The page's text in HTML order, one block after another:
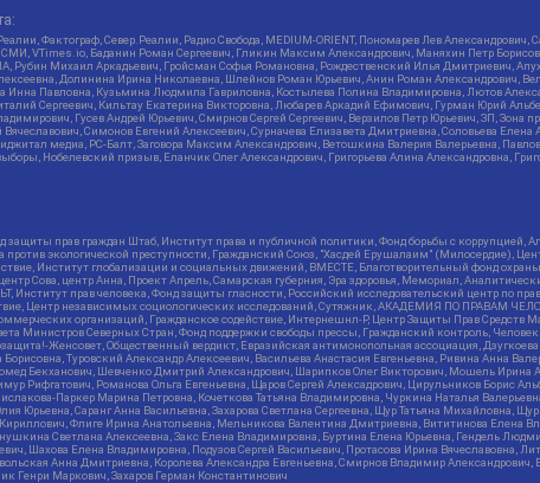
Фактограф, Север.Реалии, Радио Свобода, MEDIUM-ORIENT, Пономарев Лев
VTimes.io, Баданин Роман Сергеевич, Гликин Максим Александрович, Маняхин Петр
Рубин Михаил Аркадьевич, Гройсман Софья Романовна, Рождественский Илья Дмитриевич,
Долинина Ирина Николаевна, Шлейнов Роман Юрьевич, Анин Роман Александрович,
Инна Павловна, Кузьмина Людмила Гавриловна, Костылева Полина Владимировна, Лютов
Сергеевич, Кильтау Екатерина Викторовна, Любарев Аркадий Ефимович, Гурман Юрий
Гусев Андрей Юрьевич, Смирнов Сергей Сергеевич, Верзилов Петр Юрьевич, ЗП,
Симонов Евгений Алексеевич, Сурначева Елизавета Дмитриевна, Соловьева Елена
медиа, РС-Балт, Заговора Максим Александрович, Ветошкина Валерия Валерьевна,
Нобелевский призыв, Еланчик Олег Александрович, Григорьева Алина Александровна,
прав граждан Штаб, Институт права и публичной политики, Фонд борьбы с
экологической преступности, Гражданский Союз, "Хасдей Ерушалаим" (Милосердие),
Институт глобализации и социальных движений, ВМЕСТЕ, Благотворительный фонд охраны
Сова, центр Анна, Проект Апрель, Самарская губерния, Эра здоровья, Мемориал,
прав человека, Фонд защиты гласности, Российский исследовательский центр по
Центр независимых социологических исследований, Сутяжник, АКАДЕМИЯ ПО ПРАВАМ
организаций, Гражданское содействие, Интернешнл-Р, Центр Защиты Прав Средств
Министров Северных Стран, Фонд поддержки свободы прессы, Гражданский контроль,
Женсовет, Общественный вердикт, Евразийская антимонопольная ассоциация,
Туровский Александр Алексеевич, Васильева Анастасия Евгеньевна, Ривина Анна
Бекханович, Шевченко Дмитрий Александрович, Шарипков Олег Викторович, Мошель Ирина
Рифгатович, Романова Ольга Евгеньевна, Щаров Сергей Алексадрович, Цирульников Борис
Паркер Марина Петровна, Кочеткова Татьяна Владимировна, Чуркина Наталья
Юрьевна, Саранг Анна Васильевна, Захарова Светлана Сергеевна, Щур Татьяна Михайловна,
Флиге Ирина Анатольевна, Мельникова Валентина Дмитриевна, Вититинова Елена
Светлана Алексеевна, Закс Елена Владимировна, Буртина Елена Юрьевна, Гендель
Шахова Елена Владимировна, Подузов Сергей Васильевич, Протасова Ирина Вячеславовна,
Анна Дмитриевна, Королева Александра Евгеньевна, Смирнов Владимир
Генри Маркович, Захаров Герман Константинович